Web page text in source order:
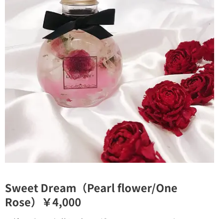
Sweet Dream（Pearl flower/One
Rose）￥4,000